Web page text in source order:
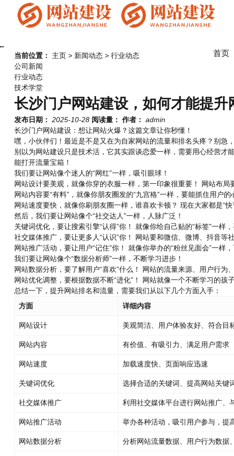
首页
当前位置： 主页 > 新闻动态 > 行业动态
公司新闻
行业动态
技术学堂
长沙门户网站建设，如何才能提升
发布日期： 2025-10-28 阅读量： 作者： admin
长沙门户网站建设：想让网站火爆？这篇文章让你秒懂！
嘿，小伙伴们！最近是不是又在为自家网站的流量和排名头疼？别急
别以为网站建设只是技术活，它其实跟谈恋爱一样，需要用心经营才
能打开流量宝箱！
我们要让网站像个迷人的“网红”一样，吸引眼球！
网站设计要美观，就像你穿的衣服一样，第一印象很重要！ 网站布
网站内容要“有料”，就像你朋友圈发的“九宫格”一样，要能抓住用户
网站速度要快，就像你刷朋友圈一样，谁喜欢卡顿？ 现在大家都是“
然后，我们要让网站像个“社交达人”一样，人脉广泛！
关键词优化，要让搜索引擎“认得”你！ 就像你给自己贴的“标签”一
社交媒体推广，要让更多人“认识”你！ 网站要和微信、微博、抖音
网站推广活动，要让用户“记住”你！ 就像你举办的“粉丝见面会”一样
我们要让网站像个“数据分析师”一样，不断学习进步！
网站数据分析，要了解用户“喜欢”什么！ 网站的流量来源、用户行
网站优化调整，要根据数据不断“进化”！ 网站就像一个不断学习的
总结一下，提升网站排名和流量，需要我们从以下几个方面入手：
方面
详细内容
网站设计 美观简洁、用户体验友好、符合目
网站内容 有价值、有吸引力、满足用户需求
网站速度 加载速度快、页面响应迅速
关键词优化 选择合适的关键词、提高网站关键
社交媒体推广 利用社交媒体平台进行网站推广、
网站推广活动 举办各种活动，吸引用户参与，提
网站数据分析 分析网站流量数据、用户行为数据